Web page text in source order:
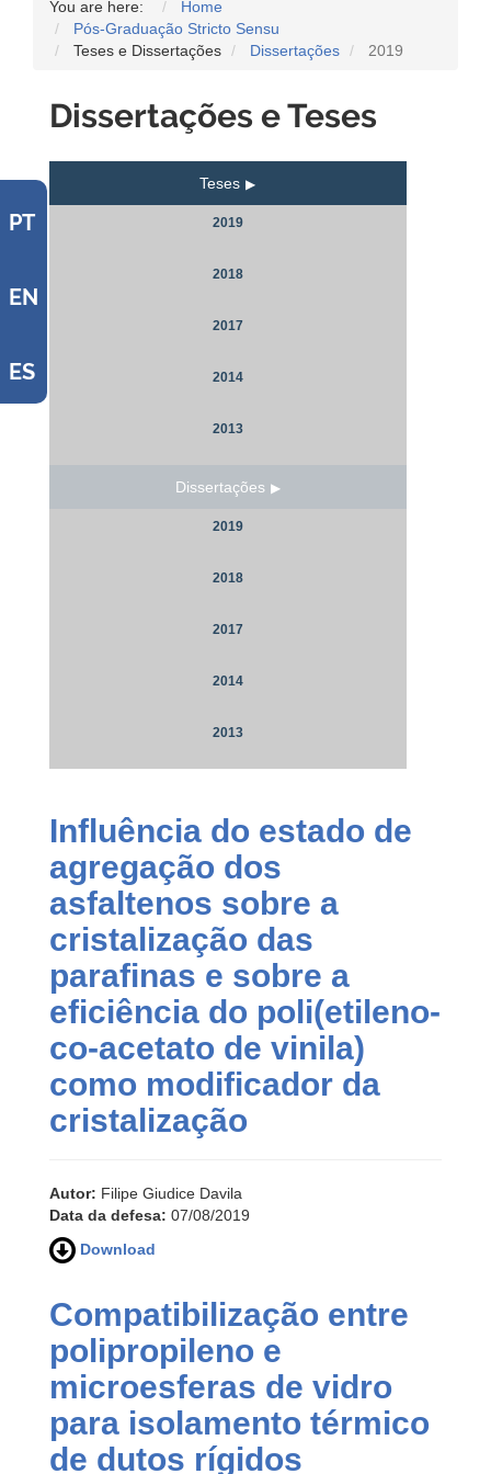
PT
EN
ES
You are here:
Home
Pós-Graduação Stricto Sensu
Teses e Dissertações
Dissertações 2019
Dissertações e Teses
Teses
2019
2018
2017
2014
2013
Dissertações
2019
2018
2017
2014
2013
Influência do estado de
agregação dos
asfaltenos sobre a
cristalização das
parafinas e sobre a
eficiência do poli(etileno-
co-acetato de vinila)
como modificador da
cristalização
Autor: Filipe Giudice Davila
Data da defesa: 07/08/2019
Download
Compatibilização entre
polipropileno e
microesferas de vidro
para isolamento térmico
de dutos rígidos